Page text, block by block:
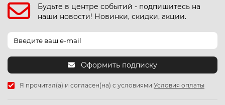
Будьте в центре событий - подпишитесь на
наши новости! Новинки, скидки, акции.
Оформить подписку
Я прочитал(а) и согласен(на) с условиями Условия оплаты